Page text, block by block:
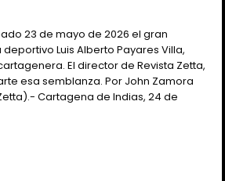
23 de mayo de 2026 el gran
Luis Alberto Payares Villa,
El director de Revista Zetta,
esa semblanza. Por John Zamora
Cartagena de Indias, 24 de